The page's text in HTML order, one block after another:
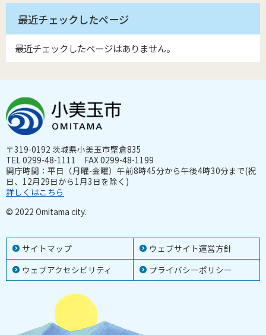
最近チェックしたページ
最近チェックしたページはありません。
サイトマップ
ウェブサイト運営方針
ウェブアクセシビリティ
プライバシーポリシー
〒319-0192 茨城県小美玉市堅倉835
TEL 0299-48-1111 FAX 0299-48-1199
開庁時間：平日（月曜-金曜）午前8時45分から午後4時30分まで(祝
日、12月29日から1月3日を除く)
詳しくはこちら
© 2022 Omitama city.